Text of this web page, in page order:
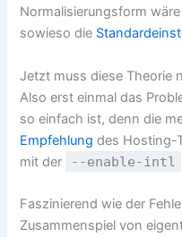
Normalisierungsform
sowieso die
Jetzt muss diese Theorie
Also erst einmal das
so einfach ist, denn die
Empfehlung des Hosting-
mit der
--enable-intl
Faszinierend wie der
Zusammenspiel von